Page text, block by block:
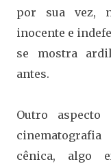
por sua vez,
inocente e
se mostra
antes.
Outro
cênica, algo